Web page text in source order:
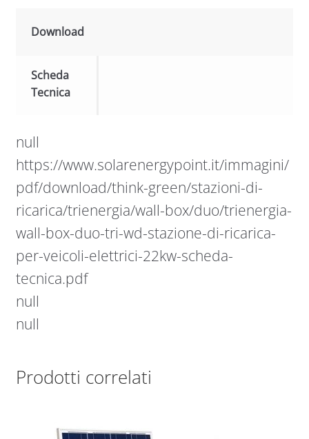
Download
Scheda
Tecnica
null
https://www.solarenergypoint.it/immagini/
pdf/download/think-green/stazioni-di-
ricarica/trienergia/wall-box/duo/trienergia-
wall-box-duo-tri-wd-stazione-di-ricarica-
per-veicoli-elettrici-22kw-scheda-
tecnica.pdf
null
null
Prodotti correlati